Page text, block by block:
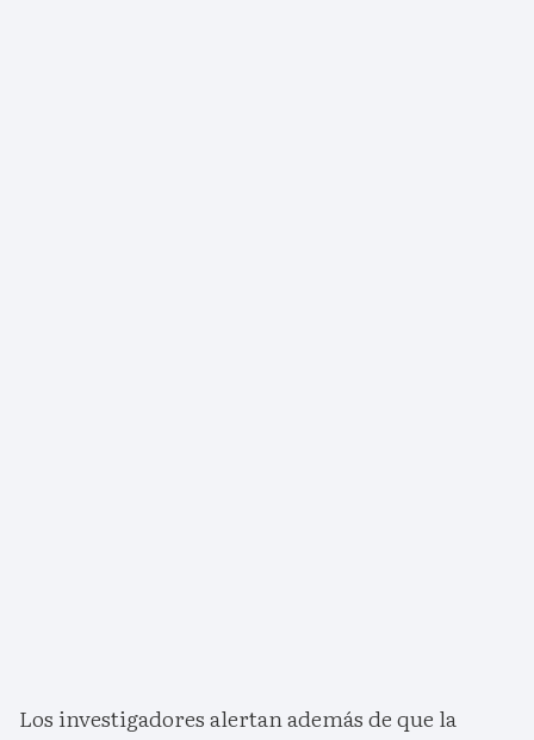
Los investigadores alertan además de que la